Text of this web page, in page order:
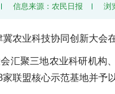
信息来源：农民日报 浏
农业科技协同创新大会
汇聚三地农业科研机构
联盟核心示范基地并予以